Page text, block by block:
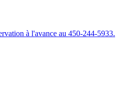
à l'avance au 450-244-5933.